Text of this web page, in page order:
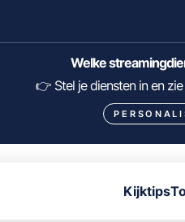
SkyShowtime
HBO Max
Welke
👉 Stel je diensten in en
Kijktips